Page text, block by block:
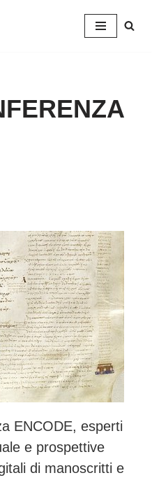
ENCODE, esperti
e prospettive
di manoscritti e